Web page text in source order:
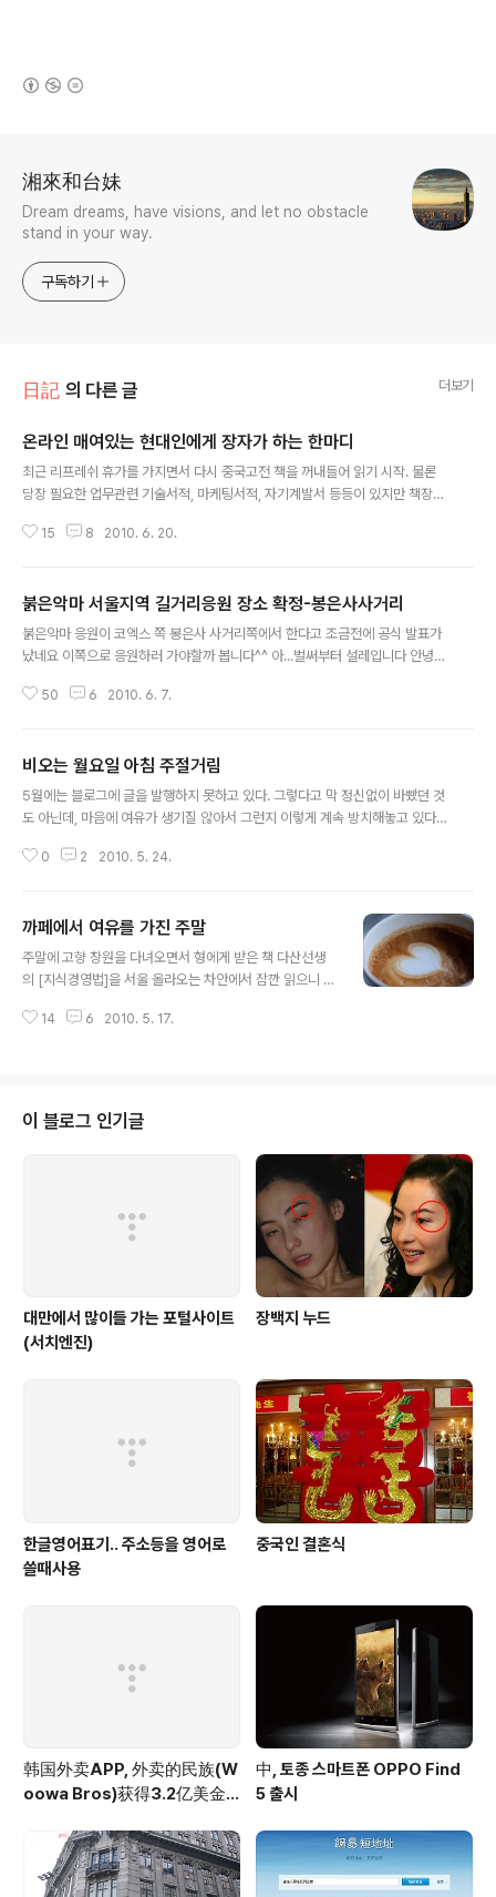
湘來和台妹
Dream dreams, have visions, and let no obstacle
stand in your way.
구독하기
日記 의 다른 글 더보기
온라인 매여있는 현대인에게 장자가 하는 한마디
최근 리프레쉬 휴가를 가지면서 다시 중국고전 책을 꺼내들어 읽기 시작. 물론
당장 필요한 업무관련 기술서적, 마케팅서적, 자기계발서 등등이 있지만 책장에
고 읽기 시작 최근 우리가 늘 입에 달고 다니는 말 중 하나는 '바쁘다'이다 얼마
가는 사람의 너스레 같기도 하다. 이 이유에 대해서는 굳이 깊게 생각할 필요도
없다, 현재 우리는 무슨 일을 종사하던 치영한 경쟁시대에 살고 있다. 특히, 내가
일하고 밥벌이하고 있는 소셜서비스들.. 시시각각 쏟아지는 정보의 홍수 속에서
15 8 2010. 6. 20.
붉은악마 서울지역 길거리응원 장소 확정-봉은사사거리
붉은악마 응원이 코엑스 쪽 봉은사 사거리쪽에서 한다고 조금전에 공식 발표가
났네요 이쪽으로 응원하러 가야할까 봅니다^^ 아...벌써부터 설레입니다 안녕하
거리응원 불참을 확정 지었고, 조금전 긴급회의를 통해 봉은사 앞에서 길거리응
과 아르헨티나전 그리고 나이지리아전 세 경기 모두 코엑스 봉은사 길에서 모이
기로 확정하였습니다. 서울시청앞 광장의 길거리응원을 포기한 것과 코엑스 봉
은사 길에서 응원을 확정한 배경의 내용들은 9일 전국 붉은악마 지역 길거리응
50 6 2010. 6. 7.
비오는 월요일 아침 주절거림
5월에는 블로그에 글을 발행하지 못하고 있다. 그렇다고 막 정신없이 바빴던 것
도 아닌데, 마음에 여유가 생기질 않아서 그런지 이렇게 계속 방치해놓고 있다.
연휴 동안에는 그간 만나지 못한 지인들도 만나면서, 안부도 묻고 그렇게 시간
중 'Meta-cognition' 이라는 것이 있는데, 자기반성능력 이라고 해석 할 수 있
겠다. 기획에 있어서 가장 중요한 능력이 바로 "자기 반성 능력"이라고 생각한
다. 기획을 잘 하고 싶은 사람은 자기 반성 능력을 극대화시키는 훈련을 해야
0 2 2010. 5. 24.
까페에서 여유를 가진 주말
주말에 고향 창원을 다녀오면서 형에게 받은 책 다산선생
의 [지식경영법]을 서울 올라오는 차안에서 잠깐 읽으니 확
분에 대한 책은 정말로 많다. 이번 기회에 좀 자세히 읽어봐
14 6 2010. 5. 17.
이 블로그 인기글
대만에서 많이들 가는 포털사이트
(서치엔진)
장백지 누드
한글영어표기.. 주소등을 영어로
쓸때사용
중국인 결혼식
韩国外卖APP, 外卖的民族(W
oowa Bros)获得3.2亿美金
中, 토종 스마트폰 OPPO Find
5 출시